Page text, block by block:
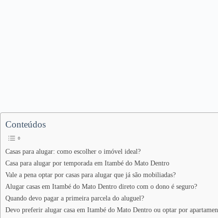
Conteúdos
Casas para alugar: como escolher o imóvel ideal?
Casa para alugar por temporada em Itambé do Mato Dentro
Vale a pena optar por casas para alugar que já são mobiliadas?
Alugar casas em Itambé do Mato Dentro direto com o dono é seguro?
Quando devo pagar a primeira parcela do aluguel?
Devo preferir alugar casa em Itambé do Mato Dentro ou optar por